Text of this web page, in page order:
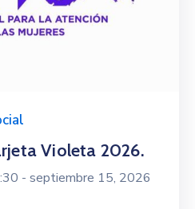
Violeta 2026.
- septiembre 15, 2026